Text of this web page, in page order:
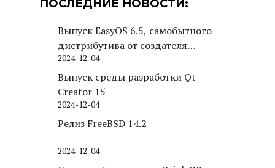
ПОСЛЕДНИЕ НОВОСТИ:
Выпуск EasyOS 6.5, самобытного
дистрибутива от создателя
Puppy Linux
2024-12-04
Выпуск среды разработки Qt
Creator 15
2024-12-04
Релиз FreeBSD 14.2
2024-12-04